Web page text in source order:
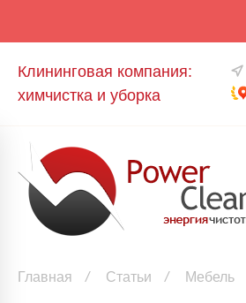
Клининговая компания:
химчистка и уборка
Главная / Статьи / Мебель